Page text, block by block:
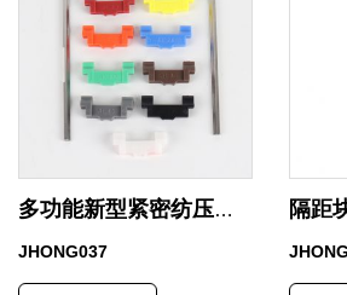
多功能新型紧密纺压力棒隔距块 一根压力棒可匹配多种型号
JHONG037
隔距